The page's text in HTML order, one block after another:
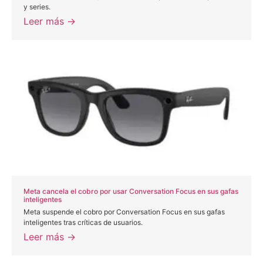
y series.
Leer más →
Meta cancela el cobro por usar Conversation Focus en sus gafas
inteligentes
Meta suspende el cobro por Conversation Focus en sus gafas
inteligentes tras críticas de usuarios.
Leer más →